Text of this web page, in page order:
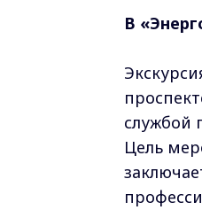
В
службой
Цель